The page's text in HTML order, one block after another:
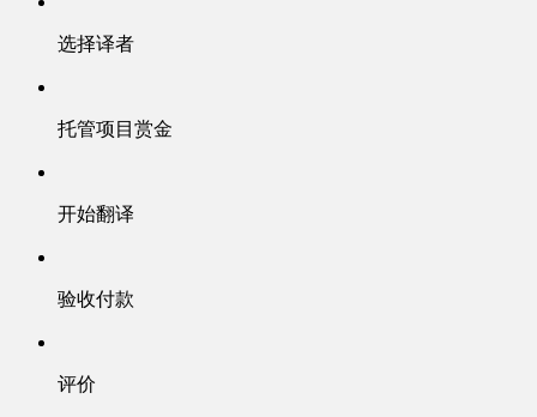
选择译者
托管项目赏金
开始翻译
验收付款
评价